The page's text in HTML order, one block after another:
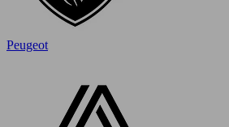
Peugeot